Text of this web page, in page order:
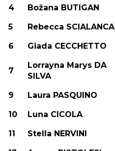
4 Božana BUTIGAN
5 Rebecca SCIALANCA
6 Giada CECCHETTO
7
Lorrayna Marys DA
SILVA
9 Laura PASQUINO
10 Luna CICOLA
11 Stella NERVINI